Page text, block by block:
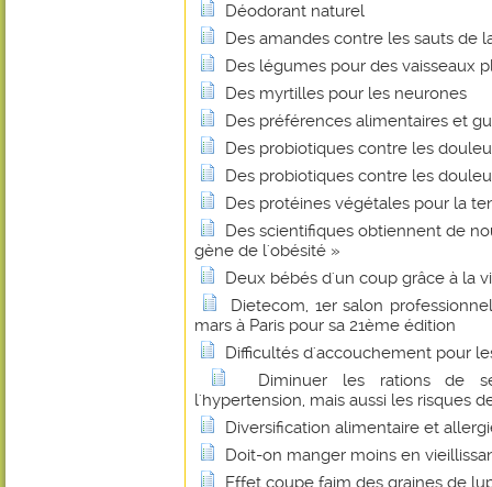
Déodorant naturel
Des amandes contre les sauts de
Des légumes pour des vaisseaux
Des myrtilles pour les neurones
Des préférences alimentaires et
Des probiotiques contre les
Des probiotiques contre les
Des protéines végétales pour la
Des scientifiques obtiennent de
gène de l'obésité »
Deux bébés d'un coup grâce à la
Dietecom, 1er salon
mars à Paris pour sa 21ème édition
Difficultés d'accouchement pour
Diminuer les rations de
l'hypertension, mais aussi les risques
Diversification alimentaire et
Doit-on manger moins en
Effet coupe faim des graines de